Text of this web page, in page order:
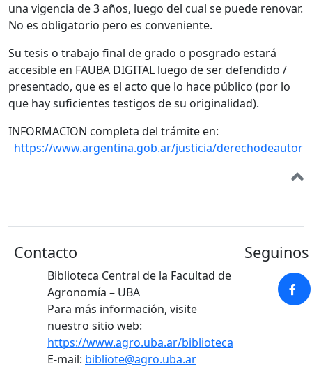
una vigencia de 3 años, luego del cual se puede renovar.
No es obligatorio pero es conveniente.
Su tesis o trabajo final de grado o posgrado estará
accesible en FAUBA DIGITAL luego de ser defendido /
presentado, que es el acto que lo hace público (por lo
que hay suficientes testigos de su originalidad).
INFORMACION completa del trámite en:
https://www.argentina.gob.ar/justicia/derechodeautor
Contacto
Biblioteca Central de la Facultad de
Agronomía – UBA
Para más información, visite
nuestro sitio web:
https://www.agro.uba.ar/biblioteca
E-mail: bibliote@agro.uba.ar